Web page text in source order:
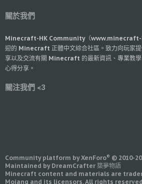
關於我們
Minecraft-HK Community（www.minecraft-
迎的 Minecraft 正體中文綜合社區。致力向玩家
享以及交流有關 Minecraft 的最新資訊、專業教學
心得分享。
關注我們 <3
Community platform by XenForo® © 2010-
Maintained by DreamCrafter 築夢物語
Minecraft content and materials are
Mojang and its licensors. All rights